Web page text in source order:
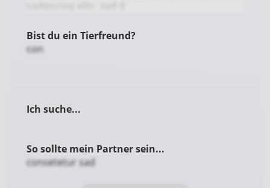
Bist du ein Tierfreund?
con
Ich suche...
So sollte mein Partner sein...
consetetur sad